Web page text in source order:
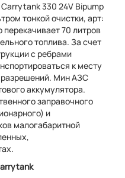
330 24V Bipump
тонкой очистки, арт:
70 литров
топлива. За счет
с ребрами
к месту
разрешений. Мин АЗС
аккумулятора.
заправочного
и
малогабаритной